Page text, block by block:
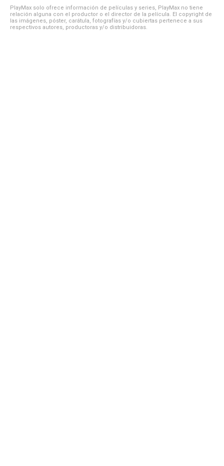
PlayMax solo ofrece información de películas y series, PlayMax no tiene
relación alguna con el productor o el director de la película. El copyright de
las imágenes, póster, carátula, fotografías y/o cubiertas pertenece a sus
respectivos autores, productoras y/o distribuidoras.